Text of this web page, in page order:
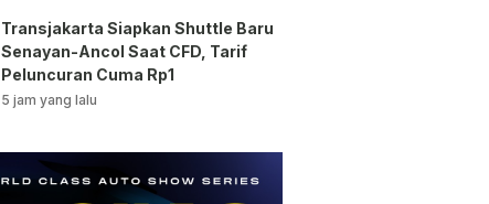
Transjakarta Siapkan Shuttle Baru
Senayan-Ancol Saat CFD, Tarif
Peluncuran Cuma Rp1
5 jam yang lalu